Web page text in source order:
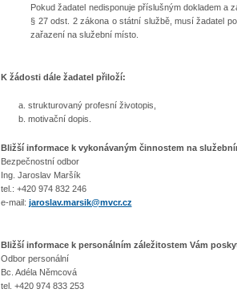
Pokud žadatel nedisponuje příslušným dokladem a
§ 27 odst. 2 zákona o státní službě, musí žadatel
zařazení na služební místo.
K žádosti dále žadatel přiloží:
strukturovaný profesní životopis,
motivační dopis.
Bližší informace k vykonávaným činnostem na
Bezpečnostní odbor
Ing. Jaroslav Maršík
tel.: +420 974 832 246
e-mail: jaroslav.marsik@mvcr.cz
Bližší informace k personálním záležitostem Vám
Odbor personální
Bc. Adéla Němcová
tel. +420 974 833 253